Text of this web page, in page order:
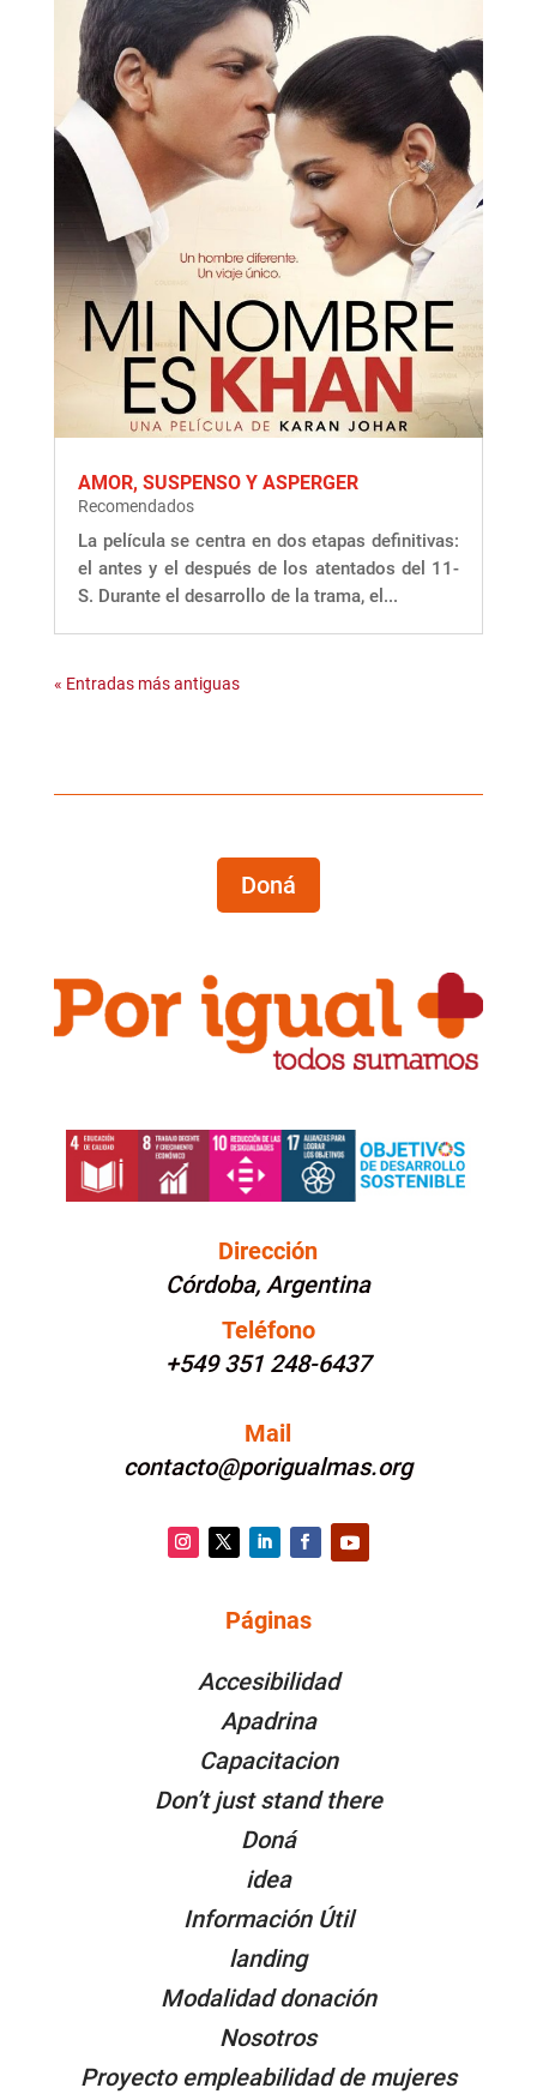
AMOR, SUSPENSO Y ASPERGER
Recomendados
La película se centra en dos etapas definitivas:
el antes y el después de los atentados del 11-
S. Durante el desarrollo de la trama, el...
« Entradas más antiguas
Doná
Dirección
Córdoba, Argentina
Teléfono
+549 351 248-6437
Mail
contacto@porigualmas.org
Facebook
Páginas
Accesibilidad
Apadrina
Capacitacion
Don’t just stand there
Doná
idea
Información Útil
landing
Modalidad donación
Nosotros
Proyecto empleabilidad de mujeres